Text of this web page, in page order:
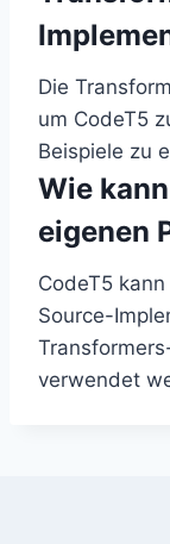
Die
um CodeT5
Beispiele zu
Wie
eigenen
CodeT5
Source-
verwendet